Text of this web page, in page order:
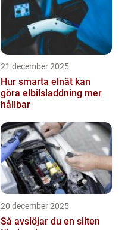
21 december 2025
Hur smarta elnät kan
göra elbilsladdning mer
hållbar
20 december 2025
Så avslöjar du en sliten